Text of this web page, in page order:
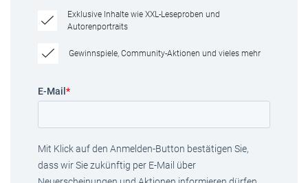
Exklusive Inhalte wie XXL-Leseproben und
Autorenportraits
Gewinnspiele, Community-Aktionen und vieles mehr
E-Mail *
Mit Klick auf den Anmelden-Button bestätigen Sie,
dass wir Sie zukünftig per E-Mail über